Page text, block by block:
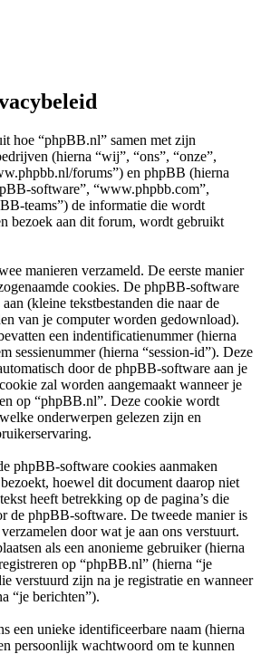
hoe “phpBB.nl” samen met zijn
(hierna “wij”, “ons”, “onze”,
forums”) en phpBB (hierna
software”, “www.phpbb.com”,
teams”) de informatie die wordt
bezoek aan dit forum, wordt gebruikt
manieren verzameld. De eerste manier
cookies. De phpBB-software
(kleine tekstbestanden die naar de
van je computer worden gedownload).
een indentificatienummer (hierna
sessienummer (hierna “session-id”). Deze
door de phpBB-software aan je
zal worden aangemaakt wanneer je
op “phpBB.nl”. Deze cookie wordt
onderwerpen gelezen zijn en
phpBB-software cookies aanmaken
hoewel dit document daarop niet
heeft betrekking op de pagina’s die
de phpBB-software. De tweede manier is
door wat je aan ons verstuurt.
als een anonieme gebruiker (hierna
op “phpBB.nl” (hierna “je
verstuurd zijn na je registratie en wanneer
“je berichten”).
een unieke identificeerbare naam (hierna
persoonlijk wachtwoord om te kunnen